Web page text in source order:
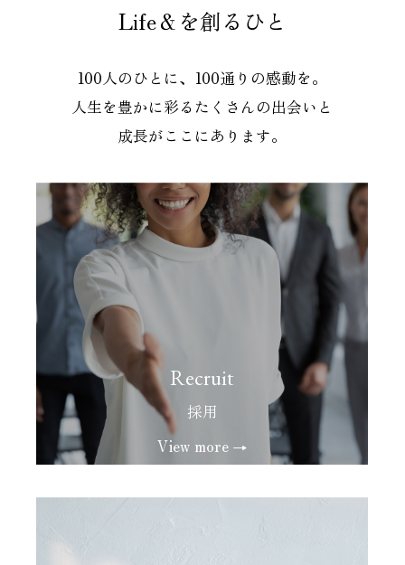
Life＆を創るひと
100人のひとに、100通りの感動を。
人生を豊かに彩るたくさんの出会いと
成長がここにあります。
Recruit
採用
View more